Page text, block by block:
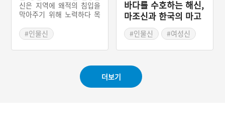
신은 지역에 왜적의 침입을
막아주기 위해 노력하다 목
으로 모셔져 있다. 경상남도
경산시에 속한 자인 지역에
전해오는 이야기를 따르면
범하여 백성들을 괴롭히자,
여자로 가장한 뒤에 누이와
화관을 만들어 쓰고 광대들
#인물신
바다를 수호하는 해신,
마조신과 한국의 마고
할미
#인물신
#여성신
더보기